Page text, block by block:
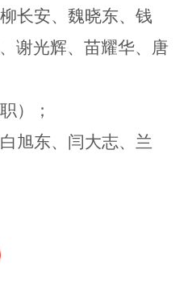
长安、 魏晓东、钱
谢光辉、苗耀华、唐
）；
旭东、闫大志、兰